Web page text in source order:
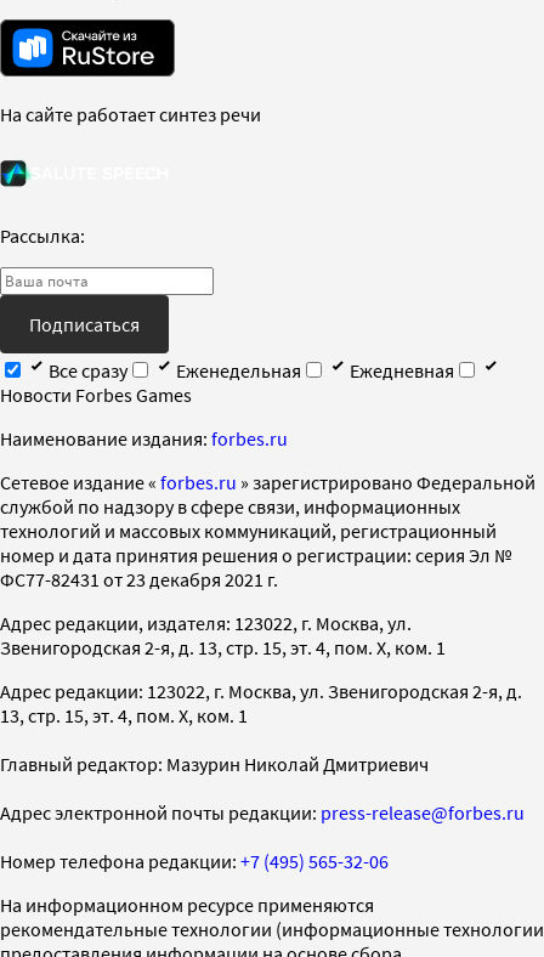
На сайте работает синтез речи
Рассылка:
Подписаться
Все сразу
Еженедельная
Ежедневная
Новости Forbes Games
Наименование издания: forbes.ru
Cетевое издание « forbes.ru » зарегистрировано Федеральной
службой по надзору в сфере связи, информационных
технологий и массовых коммуникаций, регистрационный
номер и дата принятия решения о регистрации: серия Эл №
ФС77-82431 от 23 декабря 2021 г.
Адрес редакции, издателя: 123022, г. Москва, ул.
Звенигородская 2-я, д. 13, стр. 15, эт. 4, пом. X, ком. 1
Адрес редакции: 123022, г. Москва, ул. Звенигородская 2-я, д.
13, стр. 15, эт. 4, пом. X, ком. 1
Главный редактор: Мазурин Николай Дмитриевич
Адрес электронной почты редакции: press-release@forbes.ru
Номер телефона редакции: +7 (495) 565-32-06
На информационном ресурсе применяются
рекомендательные технологии (информационные технологии